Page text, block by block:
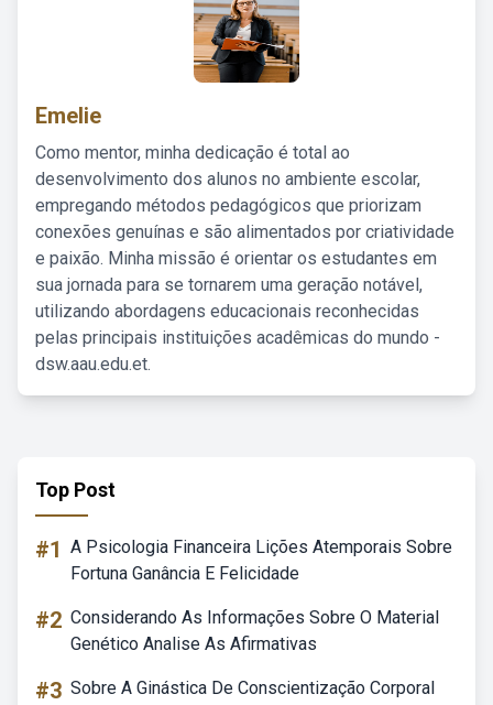
Emelie
Como mentor, minha dedicação é total ao
desenvolvimento dos alunos no ambiente escolar,
empregando métodos pedagógicos que priorizam
conexões genuínas e são alimentados por criatividade
e paixão. Minha missão é orientar os estudantes em
sua jornada para se tornarem uma geração notável,
utilizando abordagens educacionais reconhecidas
pelas principais instituições acadêmicas do mundo -
dsw.aau.edu.et.
Top Post
#1 A Psicologia Financeira Lições Atemporais Sobre
Fortuna Ganância E Felicidade
#2 Considerando As Informações Sobre O Material
Genético Analise As Afirmativas
#3 Sobre A Ginástica De Conscientização Corporal